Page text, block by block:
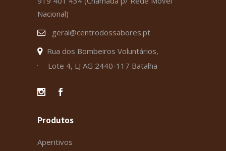
Nacional)
geral@centrodossabores.pt
Rua dos Bombeiros Voluntários,
Lote 4, LJ AG 2440-117 Batalha
Produtos
Aperitivos